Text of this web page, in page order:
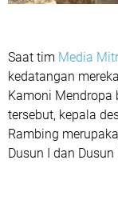
Saat tim Media
kedatangan
Kamoni Mendropa
tersebut, kepala
Rambing
Dusun I dan Dusun